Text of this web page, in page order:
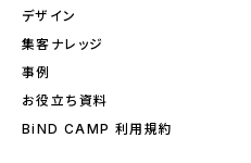
デザイン
集客ナレッジ
事例
お役立ち資料
BiND CAMP 利用規約